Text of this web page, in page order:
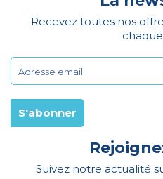
Recevez toutes nos
Suivez notre actualité